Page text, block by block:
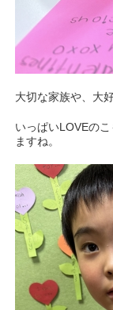
大切な家族や、大
いっぱいLOVEの
ますね。